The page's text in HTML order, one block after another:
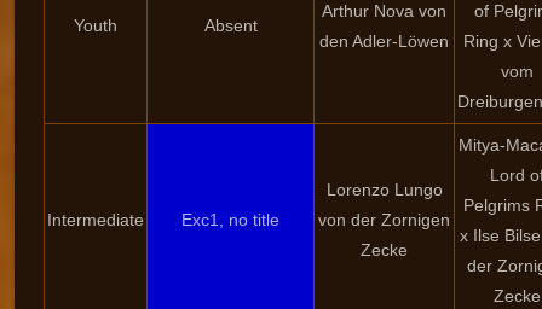
Youth Absent
Arthur Nova von
den Adler-Löwen
of
Ring x
vom
Intermediate Exc1, no title
Lorenzo Lungo
von der Zornigen
Zecke
Mitya-
Lord
Pelgrims
x Ilse
der
Zecke